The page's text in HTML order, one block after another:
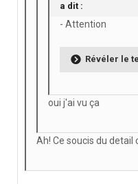
a dit :
- Attention
Révéler le
oui j'ai vu ça
Ah! Ce soucis du detail